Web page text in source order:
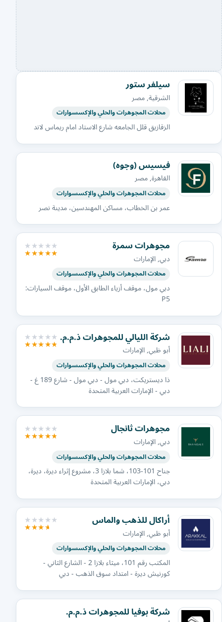
سيلفر ستور
الشرقية, مصر
محلات المجوهرات والحلي والإكسسوارات
الزقازيق قلل الجامعه شارع الاستاد امام ريماس لاند
فيسيس (وجوه)
القاهرة, مصر
محلات المجوهرات والحلي والإكسسوارات
عمر بن الخطاب، مساكن المهندسين، مدينة نصر
مجوهرات سمرة
دبي, الإمارات
محلات المجوهرات والحلي والإكسسوارات
دبي مول، موقف أزياء الطابق الأول، موقف السيارات:
P5
شركة الليالي للمجوهرات ذ.م.م.
أبو ظبي, الإمارات
محلات المجوهرات والحلي والإكسسوارات
ذا ديستريكت، دبي مول - دبي مول - شارع 189 غ -
دبي - الإمارات العربية المتحدة
مجوهرات ثانجال
دبي, الإمارات
محلات المجوهرات والحلي والإكسسوارات
جناح 101-103، شما بلازا 3، مشروع إثراء ديرة، ديرة،
دبي، الإمارات العربية المتحدة
أراكال للذهب والماس
أبو ظبي, الإمارات
محلات المجوهرات والحلي والإكسسوارات
المكتب رقم 101، ميثاء بلازا 2 - الشارع الثاني -
كورنيش ديرة - امتداد سوق الذهب - دبي
شركة بوفيا للمجوهرات ذ.م.م.